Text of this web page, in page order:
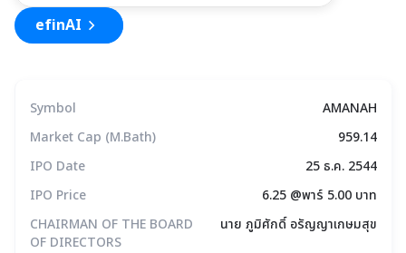
efinAI
Symbol
AMANAH
Market Cap (M.Bath)
959.14
IPO Date
25 ธ.ค. 2544
IPO Price
6.25 @พาร์ 5.00 บาท
CHAIRMAN OF THE BOARD
OF DIRECTORS
นาย ภูมิศักดิ์ อรัญญาเกษมสุข